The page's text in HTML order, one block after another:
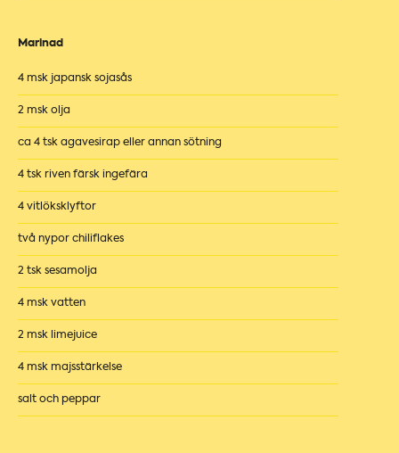
Marinad
4 msk japansk sojasås
2 msk olja
ca 4 tsk agavesirap eller annan sötning
4 tsk riven färsk ingefära
4 vitlöksklyftor
två nypor chiliflakes
2 tsk sesamolja
4 msk vatten
2 msk limejuice
4 msk majsstärkelse
salt och peppar